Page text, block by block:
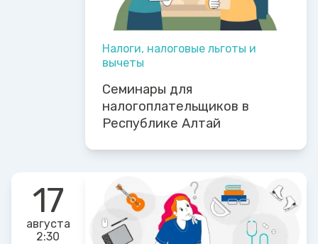
Налоги, налоговые льготы и
вычеты
Семинары для
налогоплательщиков в
Республике Алтай
17
августа
2:30